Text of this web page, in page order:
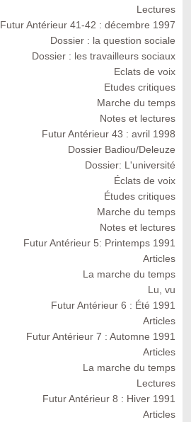
Lectures
Futur Antérieur 41-42 : décembre 1997
Dossier : la question sociale
Dossier : les travailleurs sociaux
Eclats de voix
Etudes critiques
Marche du temps
Notes et lectures
Futur Antérieur 43 : avril 1998
Dossier Badiou/Deleuze
Dossier: L'université
Éclats de voix
Études critiques
Marche du temps
Notes et lectures
Futur Antérieur 5: Printemps 1991
Articles
La marche du temps
Lu, vu
Futur Antérieur 6 : Été 1991
Articles
Futur Antérieur 7 : Automne 1991
Articles
La marche du temps
Lectures
Futur Antérieur 8 : Hiver 1991
Articles